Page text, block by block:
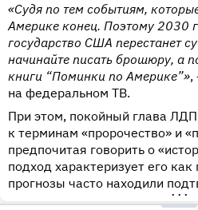
«Судя по тем событиям,
Америке конец. Поэтому 2030
государство США перестанет
начинайте писать брошюру, а
книги “Поминки по Америке”»,
на федеральном ТВ.
При этом, покойный глава
к терминам «пророчество» и
предпочитая говорить о
подход характеризует его как
прогнозы часто находили
•••